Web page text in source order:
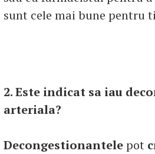
sunt cele mai bune pentru
2. Este indicat sa iau
arteriala?
Decongestionantelepot